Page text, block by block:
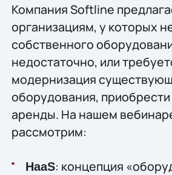
Компания Softline
организациям, у которых
собственного
недостаточно, или
модернизация
оборудования,
аренды. На нашем
рассмотрим:
HaaS: концепция